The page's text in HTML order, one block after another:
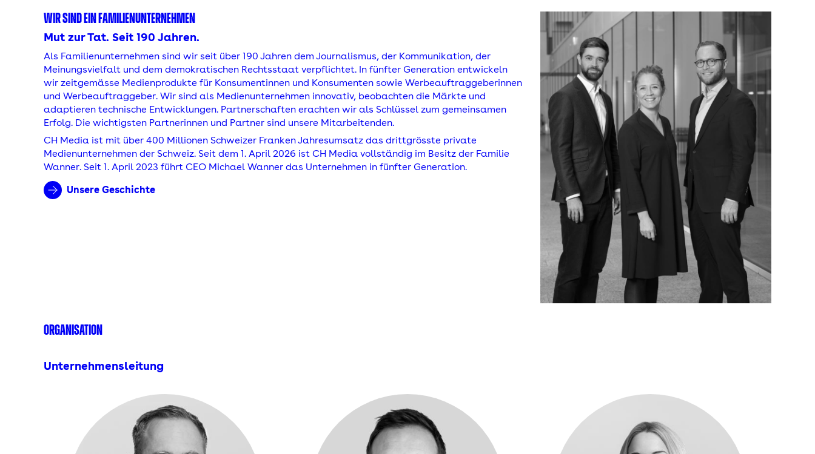
WIR SIND EIN FAMILIENUNTERNEHMEN
Mut zur Tat. Seit 190 Jahren.
Als Familienunternehmen sind wir seit über 190 Jahren dem Journalismus, der Kommunikation, der
Meinungsvielfalt und dem demokratischen Rechtsstaat verpflichtet. In fünfter Generation entwickeln
wir zeitgemässe Medienprodukte für Konsumentinnen und Konsumenten sowie Werbeauftraggeberinnen
und Werbeauftraggeber. Wir sind als Medienunternehmen innovativ, beobachten die Märkte und
adaptieren technische Entwicklungen. Partnerschaften erachten wir als Schlüssel zum gemeinsamen
Erfolg. Die wichtigsten Partnerinnen und Partner sind unsere Mitarbeitenden.
CH Media ist mit über 400 Millionen Schweizer Franken Jahresumsatz das drittgrösste private
Medienunternehmen der Schweiz. Seit dem 1. April 2026 ist CH Media vollständig im Besitz der Familie
Wanner. Seit 1. April 2023 führt CEO Michael Wanner das Unternehmen in fünfter Generation.
Unsere Geschichte
ORGANISATION
Unternehmensleitung